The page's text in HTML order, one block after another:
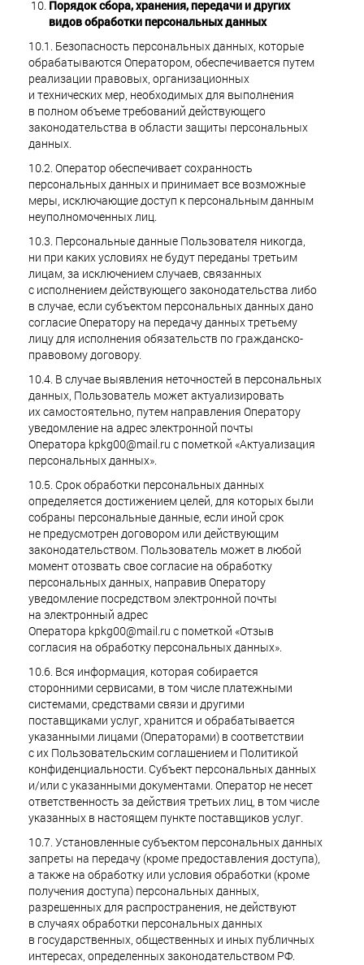
Порядок сбора, хранения, передачи и других
видов обработки персональных данных
10.1. Безопасность персональных данных, которые
обрабатываются Оператором, обеспечивается путем
реализации правовых, организационных
и технических мер, необходимых для выполнения
в полном объеме требований действующего
законодательства в области защиты персональных
данных.
10.2. Оператор обеспечивает сохранность
персональных данных и принимает все возможные
меры, исключающие доступ к персональным данным
неуполномоченных лиц.
10.3. Персональные данные Пользователя никогда,
ни при каких условиях не будут переданы третьим
лицам, за исключением случаев, связанных
с исполнением действующего законодательства либо
в случае, если субъектом персональных данных дано
согласие Оператору на передачу данных третьему
лицу для исполнения обязательств по гражданско-
правовому договору.
10.4. В случае выявления неточностей в персональных
данных, Пользователь может актуализировать
их самостоятельно, путем направления Оператору
уведомление на адрес электронной почты
Оператора kpkg00@mail.ru с пометкой «Актуализация
персональных данных».
10.5. Срок обработки персональных данных
определяется достижением целей, для которых были
собраны персональные данные, если иной срок
не предусмотрен договором или действующим
законодательством. Пользователь может в любой
момент отозвать свое согласие на обработку
персональных данных, направив Оператору
уведомление посредством электронной почты
на электронный адрес
Оператора kpkg00@mail.ru с пометкой «Отзыв
согласия на обработку персональных данных».
10.6. Вся информация, которая собирается
сторонними сервисами, в том числе платежными
системами, средствами связи и другими
поставщиками услуг, хранится и обрабатывается
указанными лицами (Операторами) в соответствии
с их Пользовательским соглашением и Политикой
конфиденциальности. Субъект персональных данных
и/или с указанными документами. Оператор не несет
ответственность за действия третьих лиц, в том числе
указанных в настоящем пункте поставщиков услуг.
10.7. Установленные субъектом персональных данных
запреты на передачу (кроме предоставления доступа),
а также на обработку или условия обработки (кроме
получения доступа) персональных данных,
разрешенных для распространения, не действуют
в случаях обработки персональных данных
в государственных, общественных и иных публичных
интересах, определенных законодательством РФ.